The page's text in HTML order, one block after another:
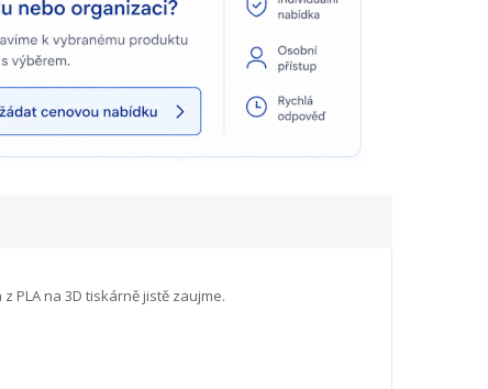
na 3D tiskárně jistě zaujme.